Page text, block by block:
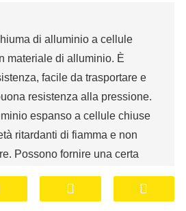
di alluminio a cellule
materiale di alluminio. È
facile da trasportare e
resistenza alla pressione.
espanso a cellule chiuse
ritardanti di fiamma e non
Possono fornire una certa